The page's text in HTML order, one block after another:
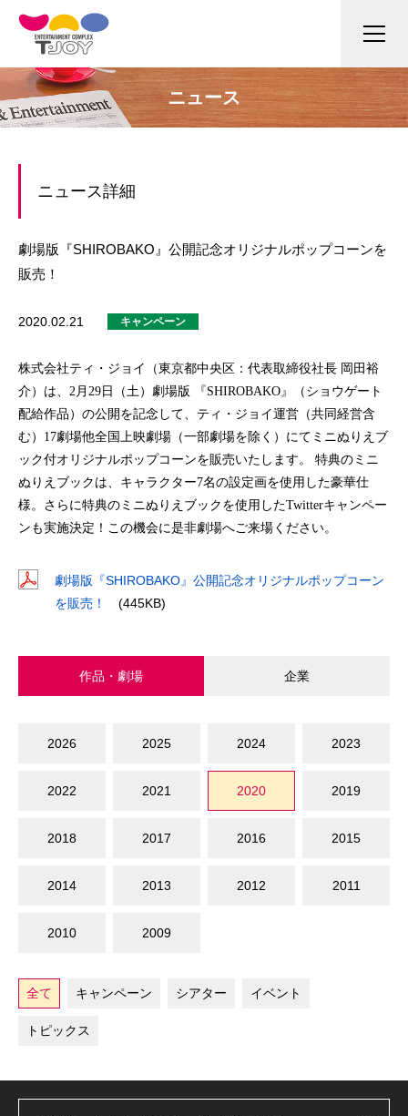
ニュース
ニュース詳細
劇場版『SHIROBAKO』公開記念オリジナルポップコーンを
販売！
2020.02.21 キャンペーン
株式会社ティ・ジョイ（東京都中央区：代表取締役社長 岡田裕
介）は、 2月 29 日（土）劇場版 『 SHIROBAKO』（ショウゲート
配給作品）の公開を記念して、ティ・ジョイ運営（共同経営含
む） 17劇場他全国上映劇場（一部劇場を除く）にてミニぬりえブ
ック付オリジナルポップコーンを販売いたします。
特典のミニ
ぬりえブックは、キャラクター7名の設定画を使用した豪華仕
様。さらに特典のミニぬりえブックを使用したTwitterキャンペー
ンも実施決定！この機会に是非劇場へご来場ください。
劇場版『SHIROBAKO』公開記念オリジナルポップコーン
を販売！
(445KB)
作品・劇場 企業
2026 2025 2024 2023
2022 2021 2020 2019
2018 2017 2016 2015
2014 2013 2012 2011
2010 2009
全て キャンペーン シアター イベント
トピックス